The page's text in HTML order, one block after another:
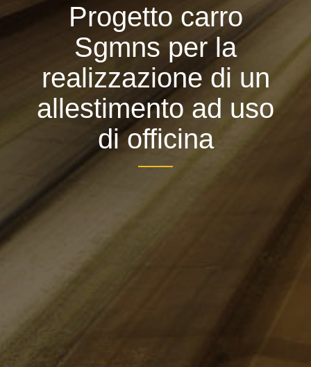
Progetto carro
Sgmns per la
realizzazione di un
allestimento ad uso
di officina